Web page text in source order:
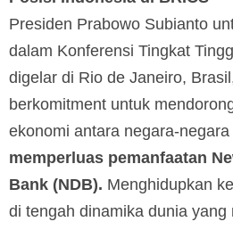
Presiden Prabowo Subianto
dalam Konferensi Tingkat
digelar di Rio de Janeiro,
berkomitment untuk
ekonomi antara negara-
memperluas pemanfaatan
Bank (NDB). Menghidupkan
di tengah dinamika dunia yang